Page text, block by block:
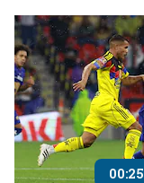
00:25